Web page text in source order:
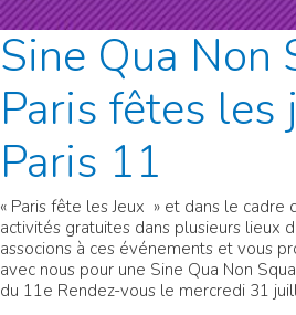
Sine Qua Non
Paris fêtes les
Paris 11
« Paris fête les Jeux » et dans le
activités gratuites dans plusieurs lieux
associons à ces événements et vous
avec nous pour une Sine Qua Non
du 11e Rendez-vous le mercredi 31